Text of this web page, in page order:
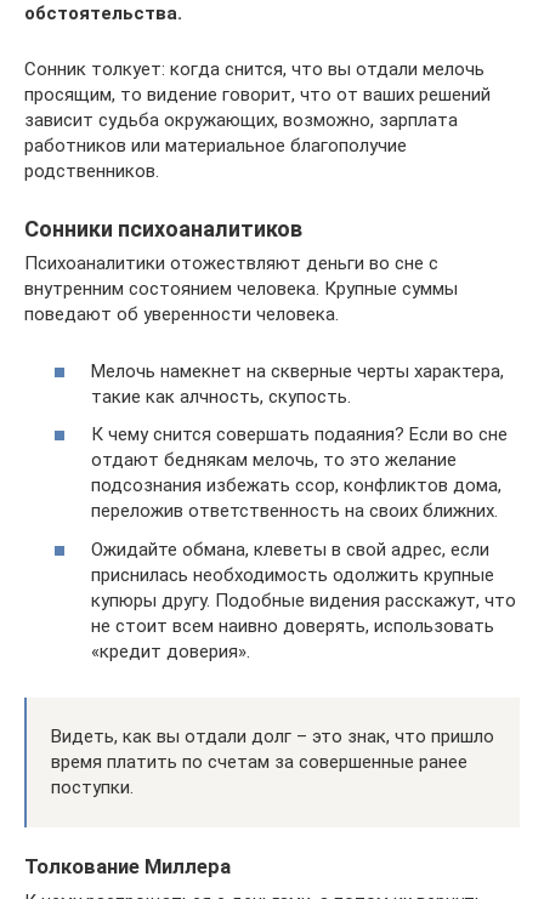
обстоятельства.
Сонник толкует: когда снится, что вы отдали мелочь
просящим, то видение говорит, что от ваших решений
зависит судьба окружающих, возможно, зарплата
работников или материальное благополучие
родственников.
Сонники психоаналитиков
Психоаналитики отожествляют деньги во сне с
внутренним состоянием человека. Крупные суммы
поведают об уверенности человека.
Мелочь намекнет на скверные черты характера,
такие как алчность, скупость.
К чему снится совершать подаяния? Если во сне
отдают беднякам мелочь, то это желание
подсознания избежать ссор, конфликтов дома,
переложив ответственность на своих ближних.
Ожидайте обмана, клеветы в свой адрес, если
приснилась необходимость одолжить крупные
купюры другу. Подобные видения расскажут, что
не стоит всем наивно доверять, использовать
«кредит доверия».
Видеть, как вы отдали долг – это знак, что пришло
время платить по счетам за совершенные ранее
поступки.
Толкование Миллера